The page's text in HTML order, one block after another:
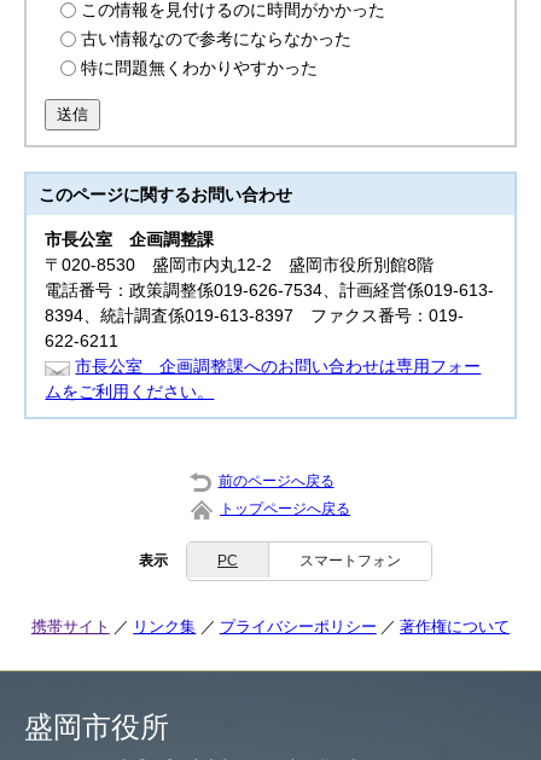
この情報を見付けるのに時間がかかった
古い情報なので参考にならなかった
特に問題無くわかりやすかった
送信
このページに関するお問い合わせ
市長公室企画調整課
〒020-8530 盛岡市内丸12-2 盛岡市役所別館8階
電話番号：政策調整係019-626-7534、計画経営係019-613-
8394、統計調査係019-613-8397 ファクス番号：019-
622-6211
市長公室 企画調整課へのお問い合わせは専用フォー
ムをご利用ください。
前のページへ戻る
トップページへ戻る
表示 PC スマートフォン
携帯サイト リンク集 プライバシーポリシー 著作権について
盛岡市役所